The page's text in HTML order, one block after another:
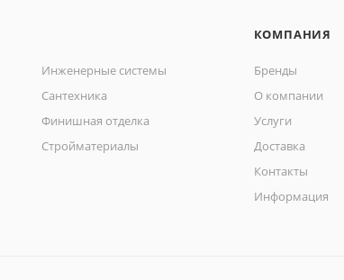
Инженерные системы
Сантехника
Финишная отделка
Стройматериалы
КОМПАНИЯ
Бренды
О компании
Услуги
Доставка
Контакты
Информация